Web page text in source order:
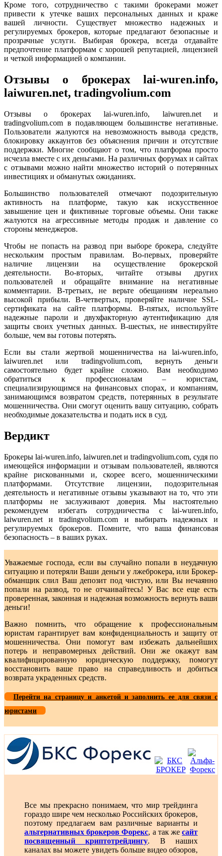
Кроме того, сотрудничество с такими брокерами может
привести к утечке ваших персональных данных и краже
вашей личности. Существует множество надежных и
регулируемых брокеров, которые предлагают безопасные и
прозрачные услуги. Выбирая брокера, всегда отдавайте
предпочтение платформам с хорошей репутацией, лицензией
и четкой информацией о компании.
Отзывы о брокерах lai-wuren.info,
laiwuren.net, tradingvolium.com
Отзывы о брокерах lai-wuren.info, laiwuren.net и
tradingvolium.com в подавляющем большинстве негативные.
Пользователи жалуются на невозможность вывода средств,
блокировку аккаунтов без объяснения причин и отсутствие
поддержки. Многие сообщают о том, что платформа просто
исчезла вместе с их деньгами. На различных форумах и сайтах
с отзывами можно найти множество историй о потерянных
инвестициях и обманутых ожиданиях.
Большинство пользователей отмечают подозрительную
активность на платформе, такую как искусственное
завышение цен и фиктивные торговые объемы. Они также
жалуются на агрессивные методы продаж и давление со
стороны менеджеров.
Чтобы не попасть на развод при выборе брокера, следуйте
нескольким простым правилам. Во-первых, проверяйте
наличие лицензии на осуществление брокерской
деятельности. Во-вторых, читайте отзывы других
пользователей и обращайте внимание на негативные
комментарии. В-третьих, не верьте обещаниям нереально
высокой прибыли. В-четвертых, проверяйте наличие SSL-
сертификата на сайте платформы. В-пятых, используйте
надежные пароли и двухфакторную аутентификацию для
защиты своих учетных данных. В-шестых, не инвестируйте
больше, чем вы готовы потерять.
Если вы стали жертвой мошенничества на lai-wuren.info,
laiwuren.net или tradingvolium.com, вернуть деньги
самостоятельно будет крайне сложно. Вам необходимо
обратиться к профессионалам – юристам,
специализирующимся на финансовых спорах, и компаниям,
занимающимся возвратом средств, потерянных в результате
мошенничества. Они смогут оценить вашу ситуацию, собрать
необходимые доказательства и подать иск в суд.
Вердикт
Брокеры lai-wuren.info, laiwuren.net и tradingvolium.com, судя по
имеющейся информации и отзывам пользователей, являются
крайне рискованными и, скорее всего, мошенническими
платформами. Отсутствие лицензии, подозрительная
деятельность и негативные отзывы указывают на то, что эти
платформы не заслуживают доверия. Мы настоятельно
рекомендуем избегать сотрудничества с lai-wuren.info,
laiwuren.net и tradingvolium.com и выбирать надежных и
регулируемых брокеров. Помните, что ваша финансовая
безопасность – в ваших руках.
Уважаемые господа, если вы случайно попали в неудачную
ситуацию и потеряли Ваши деньги у лжеброкера, или Брокер-
обманщик слил Ваш депозит под чистую, или Вы нечаянно
попали на развод, то не отчаивайтесь! У Вас все еще есть
проверенная, законная и надежная возможность вернуть ваши
деньги!
Важно помнить, что обращение к профессиональным
юристам гарантирует вам конфиденциальность и защиту от
мошенничества. Они помогут вам избежать дальнейших
потерь и неправомерных действий. Они же окажут вам
квалифицированную юридическую поддержку, помогут
восстановить ваше право на справедливость и добиться
возврата украденных средств.
Перейти на страницу и анкетой и заполнить ее для связи с
юристами
Все мы прекрасно понимаем, что мир трейдинга
гораздо шире чем несколько Российских брокеров,
поэтому предлагаем вам различные варианты и
альтернативных брокеров Форекс, а так жесайт
посвященный криптотрейдингу. В наших
каналах вы можете увидеть больше видео обзоров,